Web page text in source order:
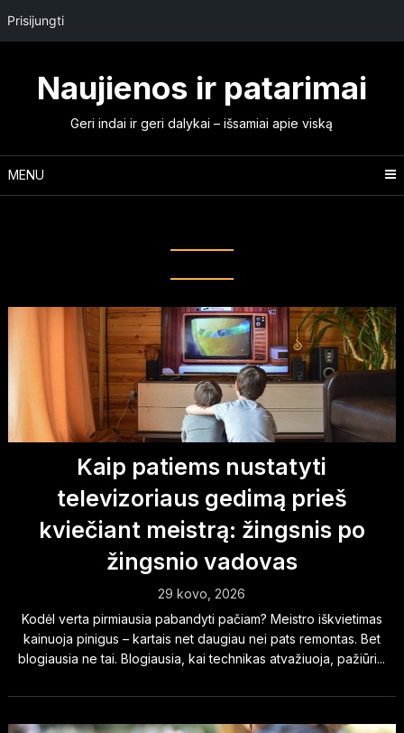
Prisijungti
contentNaujienos ir patarimai
Geri indai ir geri dalykai – išsamiai apie viską
MENU
Kaip patiems nustatyti
televizoriaus gedimą prieš
kviečiant meistrą: žingsnis po
žingsnio vadovas
29 kovo, 2026
Kodėl verta pirmiausia pabandyti pačiam? Meistro iškvietimas
kainuoja pinigus – kartais net daugiau nei pats remontas. Bet
blogiausia ne tai. Blogiausia, kai technikas atvažiuoja, pažiūri...